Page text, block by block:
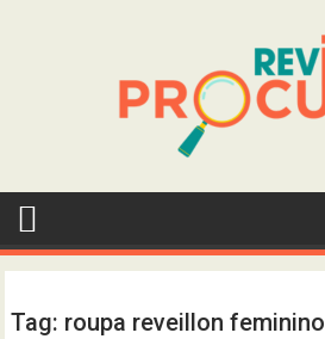
Tag: roupa reveillon feminino